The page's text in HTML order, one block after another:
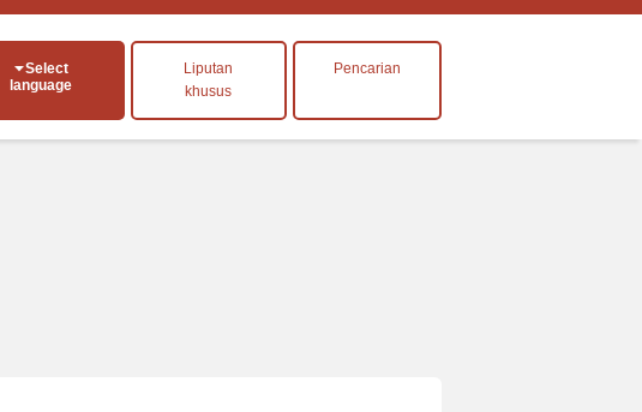
Select
language
Liputan
khusus
Pencarian